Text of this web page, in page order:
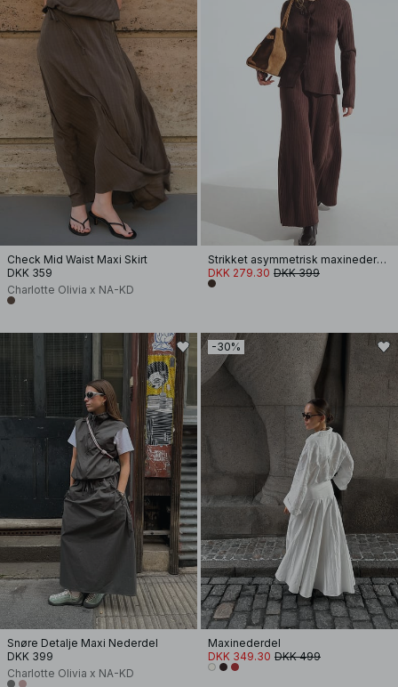
Check Mid Waist Maxi Skirt
DKK 359
Charlotte Olivia x NA-KD
Strikket asymmetrisk maxinederdel
DKK 279.30 DKK 399
Snøre Detalje Maxi Nederdel
DKK 399
Charlotte Olivia x NA-KD
-30%
Maxinederdel
DKK 349.30 DKK 499